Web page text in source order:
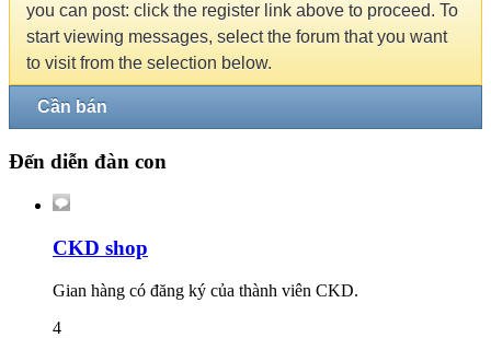
you can post: click the register link above to proceed. To
start viewing messages, select the forum that you want
to visit from the selection below.
Cần bán
Đến diễn đàn con
CKD shop
Gian hàng có đăng ký của thành viên CKD.
4